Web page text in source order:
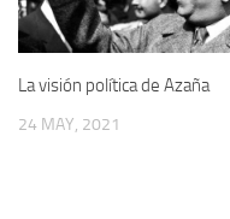
Personajes republicanos
Izquierda
Izquierda
La visión política de Azaña
24 MAY, 2021